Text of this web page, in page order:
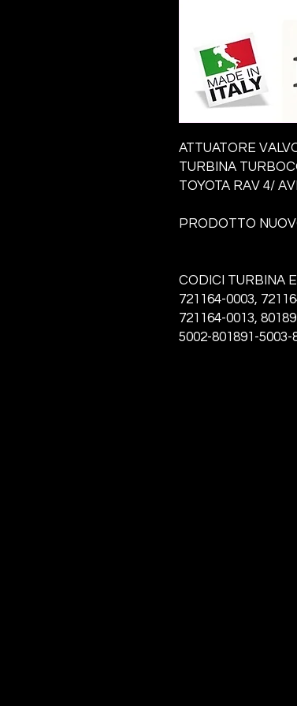
ATTUATORE
TURBINA
TOYOTA RAV 4/
PRODOTTO
CODICI TURBINA
721164-0003,
721164-0013,
5002-801891-5003-